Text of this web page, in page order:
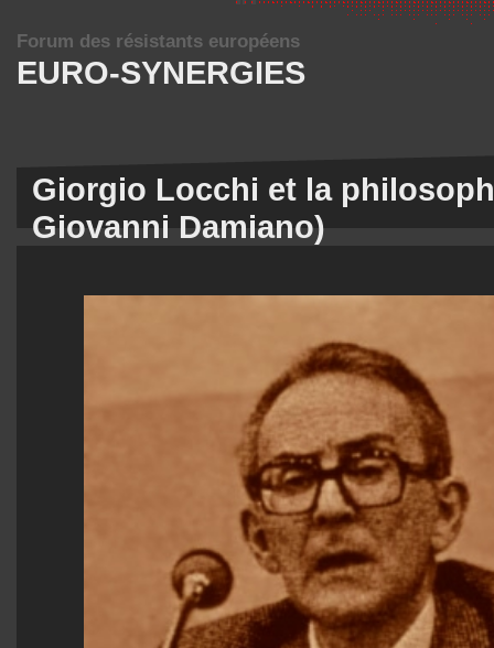
EURO-SYNERGIES
Forum des résistants européens
Giorgio Locchi et la
Giovanni Damiano)